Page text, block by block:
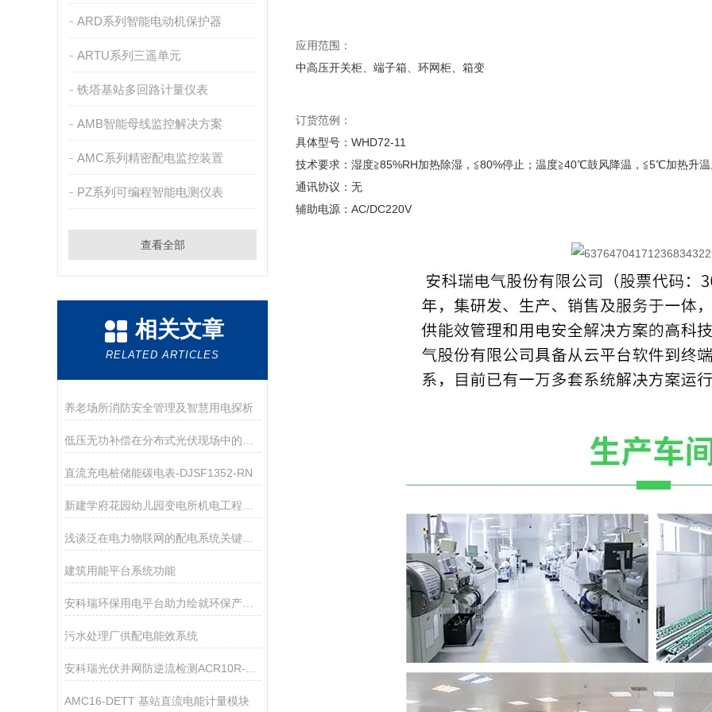
ARD系列智能电动机保护器
ARTU系列三遥单元
铁塔基站多回路计量仪表
AMB智能母线监控解决方案
AMC系列精密配电监控装置
PZ系列可编程智能电测仪表
查看全部
相关文章
RELATED ARTICLES
养老场所消防安全管理及智慧用电探析
直流充电桩储能碳电表-DJSF1352-RN
浅谈泛在电力物联网的配电系统关键技术研究
建筑用能平台系统功能
安科瑞环保用电平台助力绘就环保产业“双碳”路线图
污水处理厂供配电能效系统
AMC16-DETT 基站直流电能计量模块
应用范围：
中高压开关柜、端子箱、环网柜、箱变
订货范例：
具体型号：WHD72-11
技术要求：湿度≧85%RH加热除湿，≦80%停止；温度≧40℃鼓风降温，≦5℃加热升
通讯协议：无
辅助电源：AC/DC220V